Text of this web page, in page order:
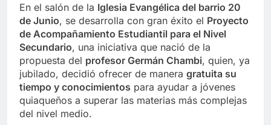
En el salón de la Iglesia Evangélica del barrio 20
de Junio, se desarrolla con gran éxito el Proyecto
de Acompañamiento Estudiantil para el Nivel
Secundario, una iniciativa que nació de la
propuesta del profesor Germán Chambi, quien, ya
jubilado, decidió ofrecer de manera gratuita su
tiempo y conocimientos para ayudar a jóvenes
quiaqueños a superar las materias más complejas
del nivel medio.